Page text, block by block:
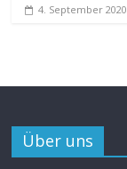
4. September 2020
Über uns